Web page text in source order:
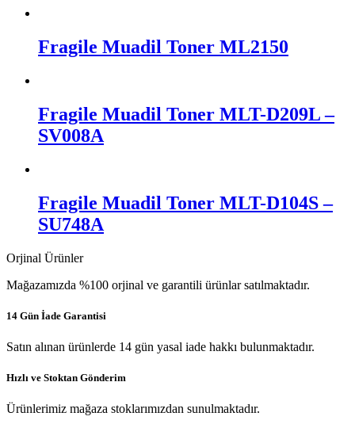
Fragile Muadil Toner ML2150
Fragile Muadil Toner MLT-D209L –
SV008A
Fragile Muadil Toner MLT-D104S –
SU748A
Orjinal Ürünler
Mağazamızda %100 orjinal ve garantili ürünlar satılmaktadır.
14 Gün İade Garantisi
Satın alınan ürünlerde 14 gün yasal iade hakkı bulunmaktadır.
Hızlı ve Stoktan Gönderim
Ürünlerimiz mağaza stoklarımızdan sunulmaktadır.